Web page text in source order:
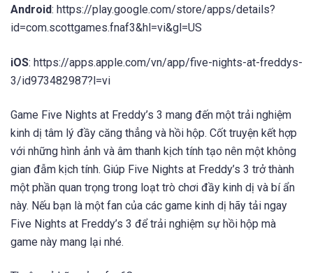
Android: https://play.google.com/store/apps/details?
id=com.scottgames.fnaf3&hl=vi&gl=US
iOS: https://apps.apple.com/vn/app/five-nights-at-freddys-
3/id973482987?l=vi
Game Five Nights at Freddy’s 3 mang đến một trải nghiệm
kinh dị tâm lý đầy căng thẳng và hồi hộp. Cốt truyện kết hợp
với những hình ảnh và âm thanh kịch tính tạo nên một không
gian đẫm kịch tính. Giúp Five Nights at Freddy’s 3 trở thành
một phần quan trọng trong loạt trò chơi đầy kinh dị và bí ẩn
này. Nếu bạn là một fan của các game kinh dị hãy tải ngay
Five Nights at Freddy’s 3 để trải nghiệm sự hồi hộp mà
game này mang lại nhé.